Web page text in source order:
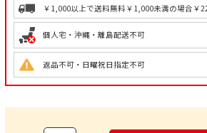
￥1,000以上で送料無料 ￥1,000未満の場合￥
個人宅・沖縄・離島配送不可
返品不可・日曜祝日指定不可